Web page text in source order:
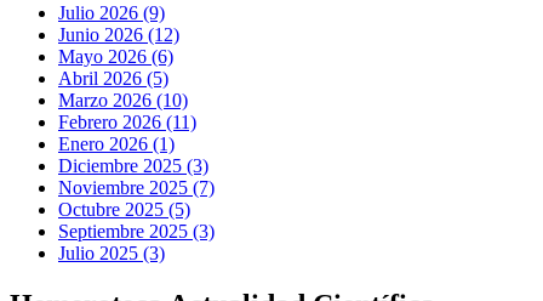
Julio 2026 (9)
Junio 2026 (12)
Mayo 2026 (6)
Abril 2026 (5)
Marzo 2026 (10)
Febrero 2026 (11)
Enero 2026 (1)
Diciembre 2025 (3)
Noviembre 2025 (7)
Octubre 2025 (5)
Septiembre 2025 (3)
Julio 2025 (3)